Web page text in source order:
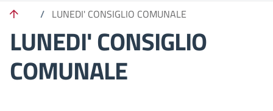
/ LUNEDI' CONSIGLIO COMUNALE
LUNEDI' CONSIGLIO
COMUNALE